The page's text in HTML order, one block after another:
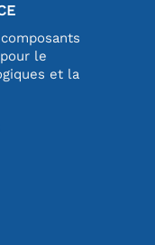
le
et la